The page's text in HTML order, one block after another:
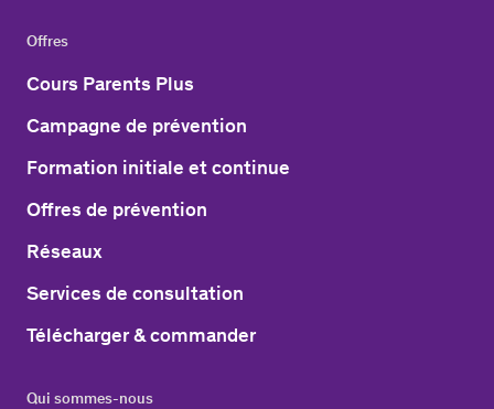
Offres
Cours Parents Plus
Campagne de prévention
Formation initiale et continue
Offres de prévention
Réseaux
Services de consultation
Télécharger & commander
Qui sommes-nous